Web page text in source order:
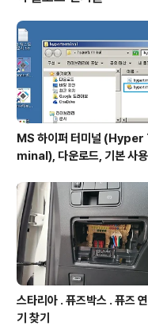
예. 그림판에서 이미지를 열고 복
집툴로 붙여넣기 하면 된다(아래
다.) 연관정보. Picture Control
ttp://igotit.tistory.com/1106 /
MS 하이퍼 터미널
minal), 다운로드, 기본 사
스타리아 . 퓨즈박스 . 퓨즈 연
기 찾기